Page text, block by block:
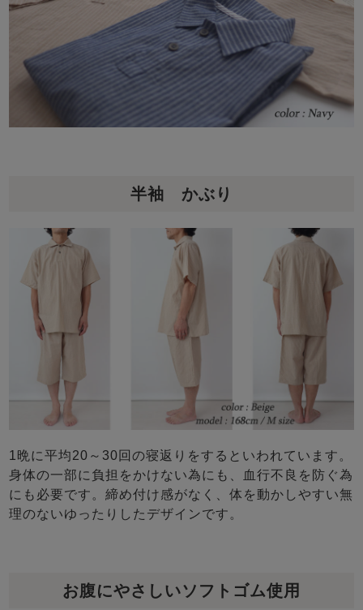
半袖 かぶり
1晩に平均20～30回の寝返りをするといわれています。
身体の一部に負担をかけない為にも、血行不良を防ぐ為
にも必要です。締め付け感がなく、体を動かしやすい無
理のないゆったりしたデザインです。
お腹にやさしいソフトゴム使用